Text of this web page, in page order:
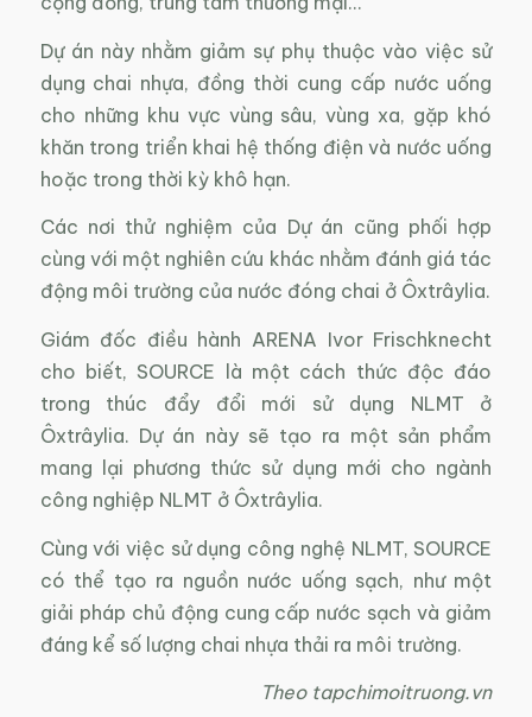
Dự án này nhằm giảm sự phụ thuộc vào việc sử
dụng chai nhựa, đồng thời cung cấp nước uống
cho những khu vực vùng sâu, vùng xa, gặp khó
khăn trong triển khai hệ thống điện và nước uống
hoặc trong thời kỳ khô hạn.
Các nơi thử nghiệm của Dự án cũng phối hợp
cùng với một nghiên cứu khác nhằm đánh giá tác
động môi trường của nước đóng chai ở Ôxtrâylia.
Giám đốc điều hành ARENA Ivor Frischknecht
cho biết, SOURCE là một cách thức độc đáo
trong thúc đẩy đổi mới sử dụng NLMT ở
Ôxtrâylia. Dự án này sẽ tạo ra một sản phẩm
mang lại phương thức sử dụng mới cho ngành
công nghiệp NLMT ở Ôxtrâylia.
Cùng với việc sử dụng công nghệ NLMT, SOURCE
có thể tạo ra nguồn nước uống sạch, như một
giải pháp chủ động cung cấp nước sạch và giảm
đáng kể số lượng chai nhựa thải ra môi trường.
Theo tapchimoitruong.vn